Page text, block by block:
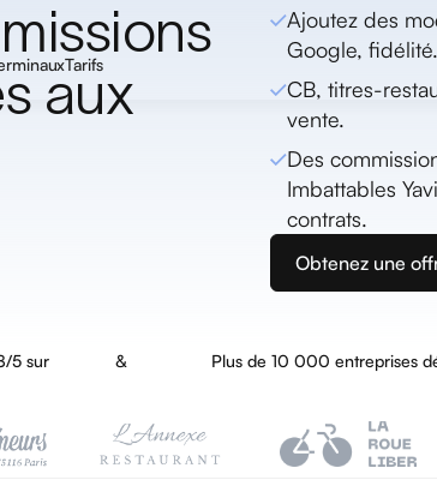
Tarifs
aux
Ajoutez des
Google,
CB, titres-
vente.
Des
Imbattables
contrats.
Obtenez une
5 sur & Plus de 10 000 entreprises